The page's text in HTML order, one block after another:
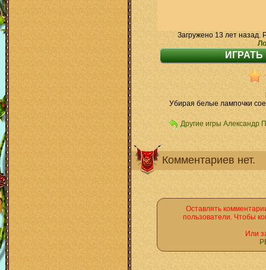
Загружено 13 лет назад.
Убирая белые лампочки
Другие игры Александр
Комментариев нет.
Оставлять
пользователи. Чтобы
Или